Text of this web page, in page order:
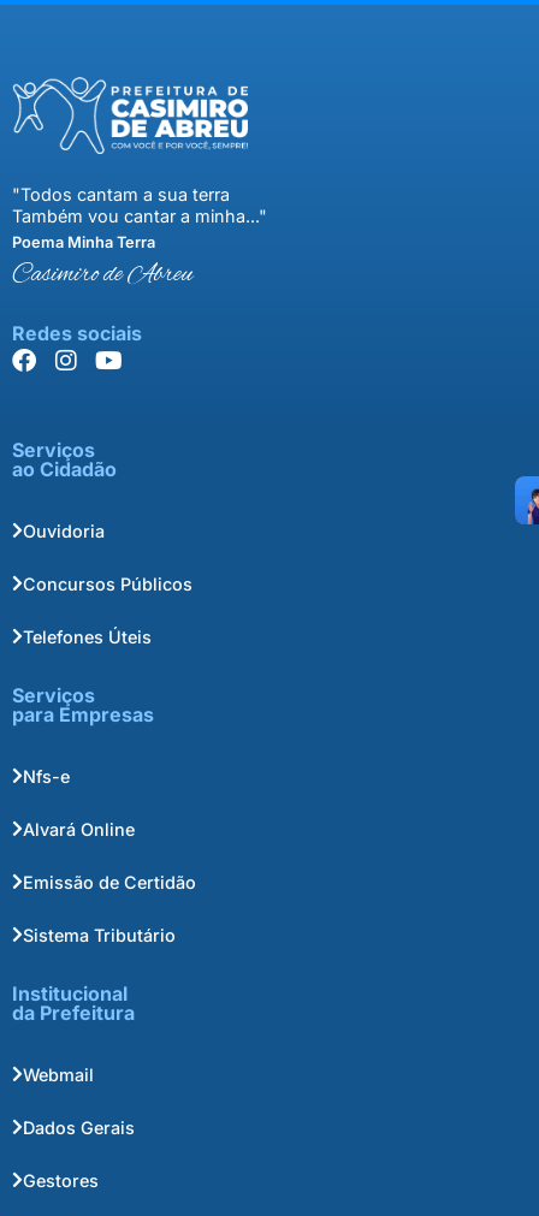
"Todos cantam a sua terra
Também vou cantar a minha..."
Poema Minha Terra
Casimiro de Abreu
Redes sociais
Serviços
ao Cidadão
Ouvidoria
Concursos Públicos
Telefones Úteis
Serviços
para Empresas
Nfs-e
Alvará Online
Emissão de Certidão
Sistema Tributário
Institucional
da Prefeitura
Webmail
Dados Gerais
Gestores